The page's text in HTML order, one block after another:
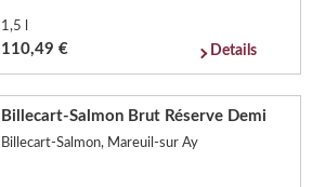
1,5 l
110,49 € Details
Billecart-Salmon Brut Réserve Demi
Billecart-Salmon, Mareuil-sur Ay